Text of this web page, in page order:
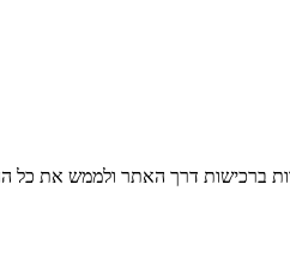
ברכישות דרך האתר ולממש את כל